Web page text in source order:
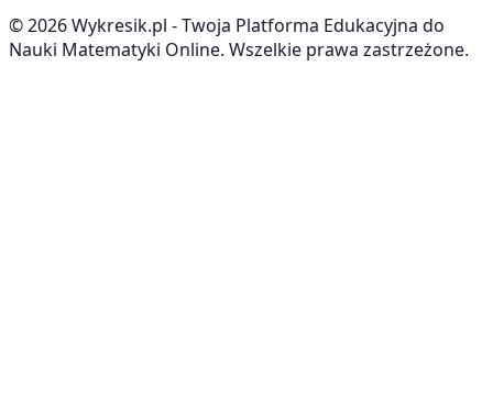
©2026Wykresik.pl - Twoja Platforma Edukacyjna do
Nauki Matematyki Online. Wszelkie prawa zastrzeżone.